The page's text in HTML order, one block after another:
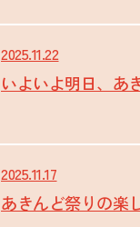
2025.11.22
いよいよ明日、あ
2025.11.17
あきんど祭りの楽